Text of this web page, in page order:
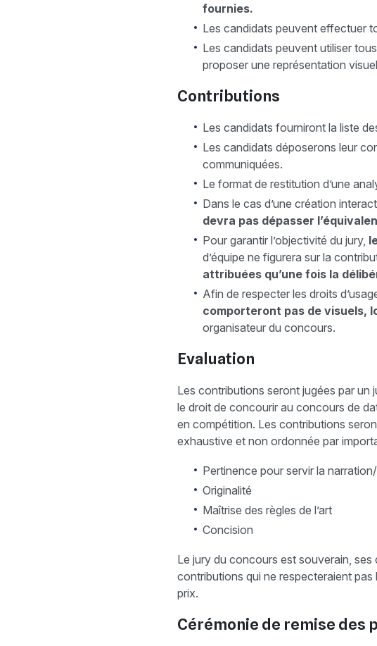
fournies.
Les candidats peuvent effectuer
Les candidats peuvent utiliser
proposer une représentation
Contributions
Les candidats fourniront la liste
Les candidats déposerons leur
communiquées.
Le format de restitution d’une
Dans le cas d’une création
devra pas dépasser
Pour garantir l’objectivité du jury,
d’équipe ne figurera sur la
attribuées qu’une fois la
Afin de respecter les droits
comporteront pas de visuels,
organisateur du concours.
Evaluation
Les contributions seront jugées par un
le droit de concourir au concours de
en compétition. Les contributions
exhaustive et non ordonnée par
Pertinence pour servir la
Originalité
Maîtrise des règles de l’art
Concision
Le jury du concours est souverain,
contributions qui ne respecteraient
prix.
Cérémonie de remise des